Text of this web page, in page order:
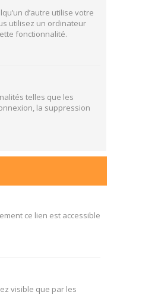
d’autre utilise votre
utilisez un ordinateur
fonctionnalité.
telles que les
la suppression
ce lien est accessible
visible que par les